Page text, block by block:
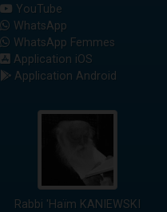
YouTube
WhatsApp
WhatsApp Femmes
Application iOS
Application Android
Rabbi 'Haïm KANIEWSKI